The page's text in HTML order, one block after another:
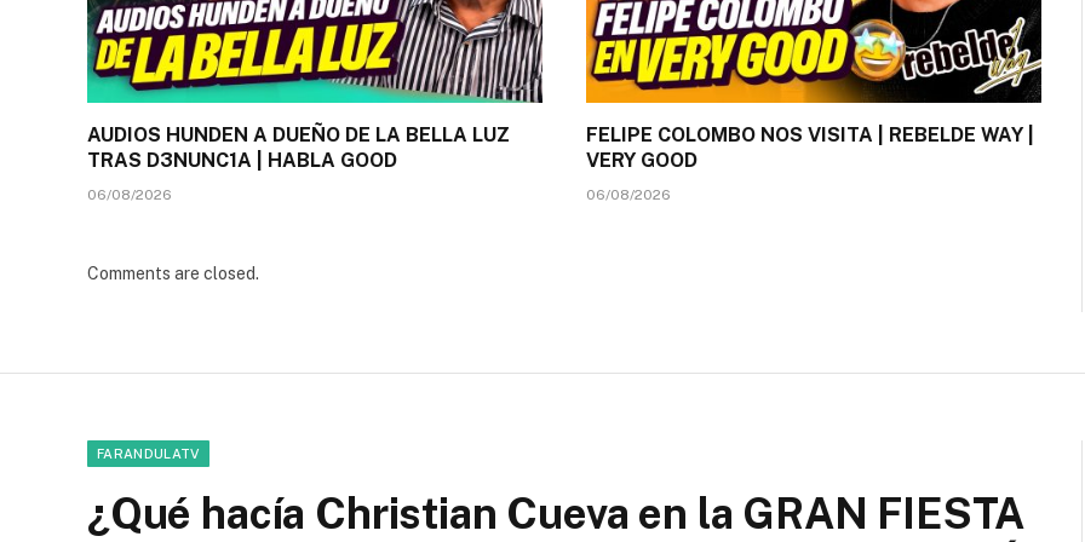
AUDIOS HUNDEN A DUEÑO DE LA BELLA LUZ
TRAS D3NUNC1A | HABLA GOOD
06/08/2026
FELIPE COLOMBO NOS VISITA | REBELDE WAY |
VERY GOOD
06/08/2026
Comments are closed.
FARANDULATV
¿Qué hacía Christian Cueva en la GRAN FIESTA